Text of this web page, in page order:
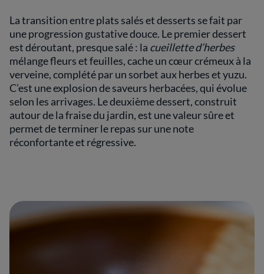
La transition entre plats salés et desserts se fait par
une progression gustative douce. Le premier dessert
est déroutant, presque salé : la cueillette d’herbes
mélange fleurs et feuilles, cache un cœur crémeux à la
verveine, complété par un sorbet aux herbes et yuzu.
C’est une explosion de saveurs herbacées, qui évolue
selon les arrivages. Le deuxième dessert, construit
autour de la fraise du jardin, est une valeur sûre et
permet de terminer le repas sur une note
réconfortante et régressive.